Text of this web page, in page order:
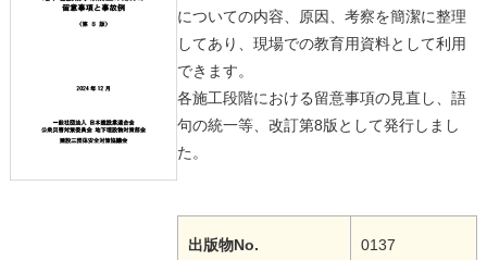
についての内容、原因、考察を簡潔に整理
してあり、現場での教育用資料として利用
できます。
各施工段階における留意事項の見直し、語
句の統一等、改訂第8版として発行しまし
た。
出版物No. 0137